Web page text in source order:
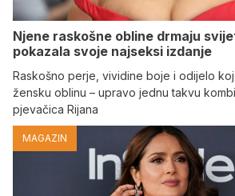
Njene raskošne obline drmaju
pokazala svoje najseksi izdanje
Raskošno perje, vividine boje i odijelo
žensku oblinu – upravo jednu takvu
pjevačica Rijana
MAGAZIN